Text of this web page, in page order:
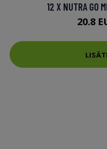
12 X NUTRA GO
20.8